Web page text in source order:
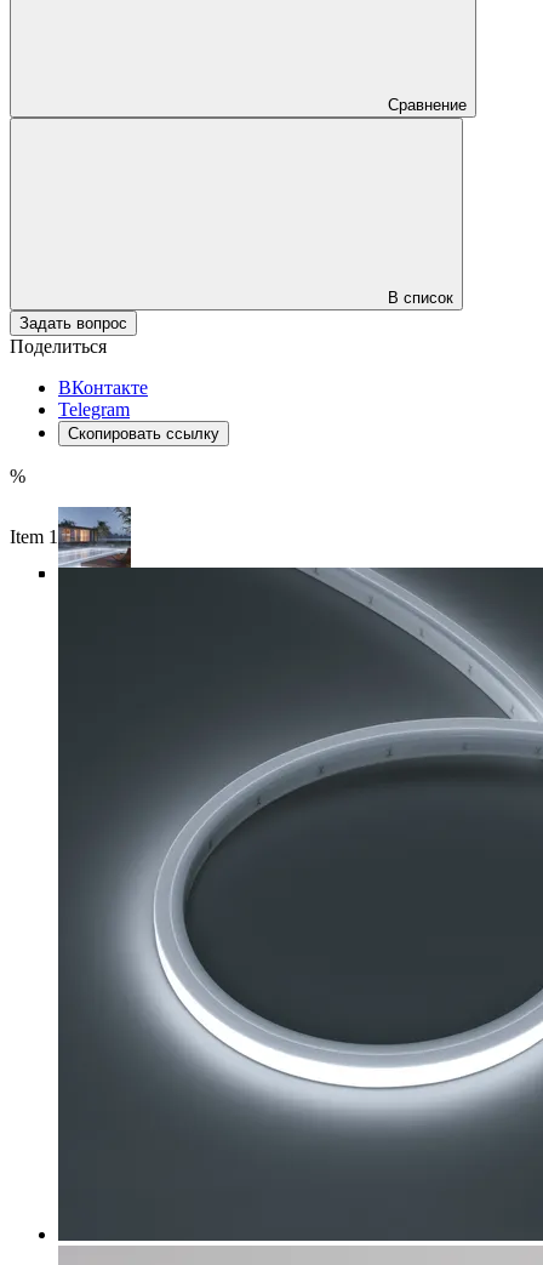
Сравнение
В список
Задать вопрос
Поделиться
ВКонтакте
Telegram
Скопировать ссылку
%
Item 1 of 5